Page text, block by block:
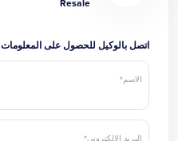
Resale
اتصل بالوكيل للحصول على المعلومات
الاسم*
البريد الالكترونى*